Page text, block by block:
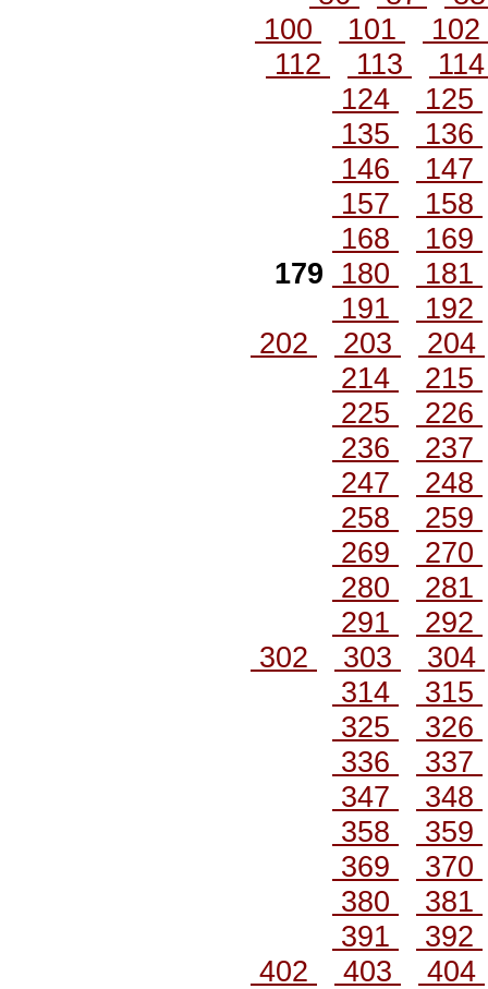
100
101
102
112
113
124
125
135
136
146
147
157
158
168
169
179
180
181
191
192
202
203
204
214
215
225
226
236
237
247
248
258
259
269
270
280
281
291
292
302
303
304
314
315
325
326
336
337
347
348
358
359
369
370
380
381
391
392
402
403 404